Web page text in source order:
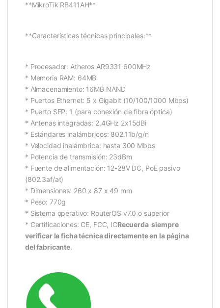
**MikroTik RB411AH**
**Características técnicas principales:**
* Procesador: Atheros AR9331 600MHz
* Memoria RAM: 64MB
* Almacenamiento: 16MB NAND
* Puertos Ethernet: 5 x Gigabit (10/100/1000 Mbps)
* Puerto SFP: 1 (para conexión de fibra óptica)
* Antenas integradas: 2,4GHz 2x15dBi
* Estándares inalámbricos: 802.11b/g/n
* Velocidad inalámbrica: hasta 300 Mbps
* Potencia de transmisión: 23dBm
* Fuente de alimentación: 12-28V DC, PoE pasivo
(802.3af/at)
* Dimensiones: 260 x 87 x 49 mm
* Peso: 770g
* Sistema operativo: RouterOS v7.0 o superior
* Certificaciones: CE, FCC, ICRecuerda siempre
verificar la ficha técnica directamente en la página
del fabricante.